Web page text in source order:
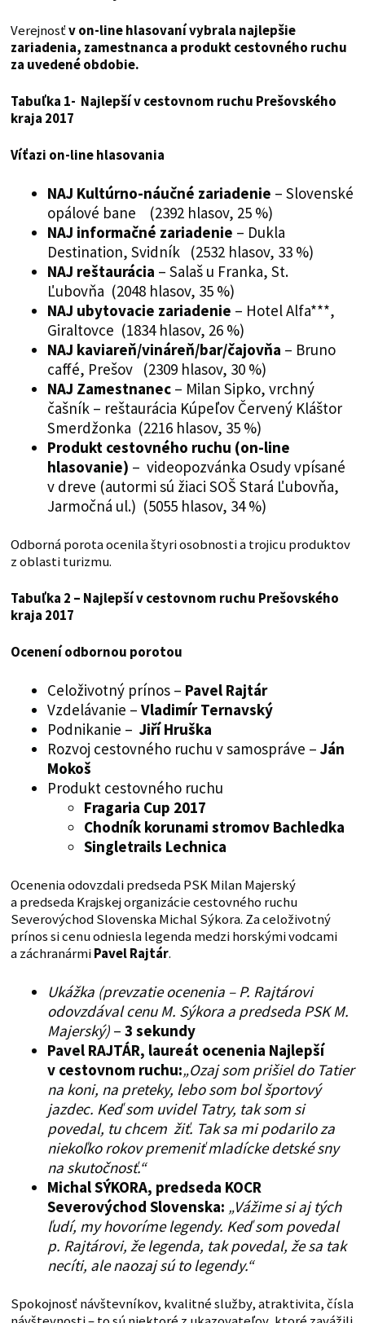
Verejnosťv on-line hlasovaní vybrala najlepšie
zariadenia, zamestnanca a produkt cestovného ruchu
za uvedené obdobie.
Tabuľka 1- Najlepší v cestovnom ruchu Prešovského
kraja 2017
Víťazi on-line hlasovania
NAJ Kultúrno-náučné zariadenie – Slovenské
opálové bane (2392 hlasov, 25 %)
NAJ informačné zariadenie – Dukla
Destination, Svidník (2532 hlasov, 33 %)
NAJ reštaurácia – Salaš u Franka, St.
Ľubovňa (2048 hlasov, 35 %)
NAJ ubytovacie zariadenie – Hotel Alfa***,
Giraltovce (1834 hlasov, 26 %)
NAJ kaviareň/vináreň/bar/čajovňa – Bruno
caffé, Prešov (2309 hlasov, 30 %)
NAJ Zamestnanec– Milan Sipko, vrchný
čašník – reštaurácia Kúpeľov Červený Kláštor
Smerdžonka (2216 hlasov, 35 %)
Produkt cestovného ruchu (on-line
hlasovanie) – videopozvánka Osudy vpísané
v dreve (autormi sú žiaci SOŠ Stará Ľubovňa,
Jarmočná ul.) (5055 hlasov, 34 %)
Odborná porota ocenila štyri osobnosti a trojicu produktov
z oblasti turizmu.
Tabuľka 2 – Najlepší v cestovnom ruchu Prešovského
kraja 2017
Ocenení odbornou porotou
Celoživotný prínos – Pavel Rajtár
Vzdelávanie – Vladimír Ternavský
Podnikanie – Jiří Hruška
Rozvoj cestovného ruchu v samospráve – Ján
Mokoš
Produkt cestovného ruchu
Fragaria Cup 2017
Chodník korunami stromov Bachledka
Singletrails Lechnica
Ocenenia odovzdali predseda PSK Milan Majerský
a predseda Krajskej organizácie cestovného ruchu
Severovýchod Slovenska Michal Sýkora. Za celoživotný
prínos si cenu odniesla legenda medzi horskými vodcami
a záchranármiPavel Rajtár.
Ukážka (prevzatie ocenenia – P. Rajtárovi
odovzdával cenu M. Sýkora a predseda PSK M.
Majerský)– 3 sekundy
Pavel RAJTÁR, laureát ocenenia Najlepší
v cestovnom ruchu:„Ozaj som prišiel do Tatier
na koni, na preteky, lebo som bol športový
jazdec. Keď som uvidel Tatry, tak som si
povedal, tu chcem žiť. Tak sa mi podarilo za
niekoľko rokov premeniť mladícke detské sny
na skutočnosť.“
Michal SÝKORA, predseda KOCR
Severovýchod Slovenska: „Vážime si aj tých
ľudí, my hovoríme legendy. Keď som povedal
p. Rajtárovi, že legenda, tak povedal, že sa tak
necíti, ale naozaj sú to legendy.“
Spokojnosť návštevníkov, kvalitné služby, atraktivita, čísla